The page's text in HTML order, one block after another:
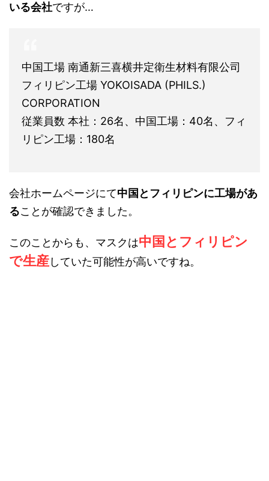
いる会社ですが…
中国工場 南通新三喜横井定衛生材料有限公司
フィリピン工場 YOKOISADA (PHILS.)
CORPORATION
従業員数 本社：26名、中国工場：40名、フィ
リピン工場：180名
会社ホームページにて中国とフィリピンに工場があ
ることが確認できました。
このことからも、マスクは中国とフィリピン
で生産していた可能性が高いですね。